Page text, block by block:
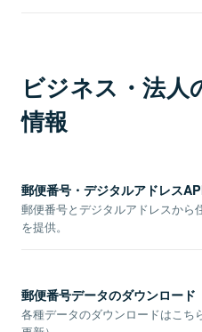
ビジネス・法人
情報
郵便番号・デジタルアドレス
郵便番号とデジタルアドレスから
を提供。
郵便番号データのダウンロード
各種データのダウンロードはこち